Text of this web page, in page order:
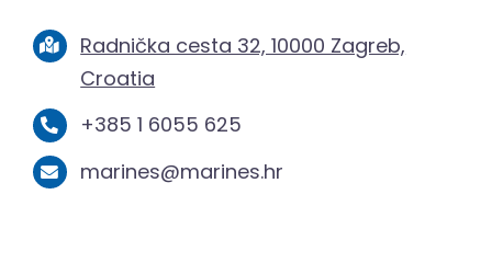
Radnička cesta 32, 10000 Zagreb,
Croatia
+385 1 6055 625
marines@marines.hr